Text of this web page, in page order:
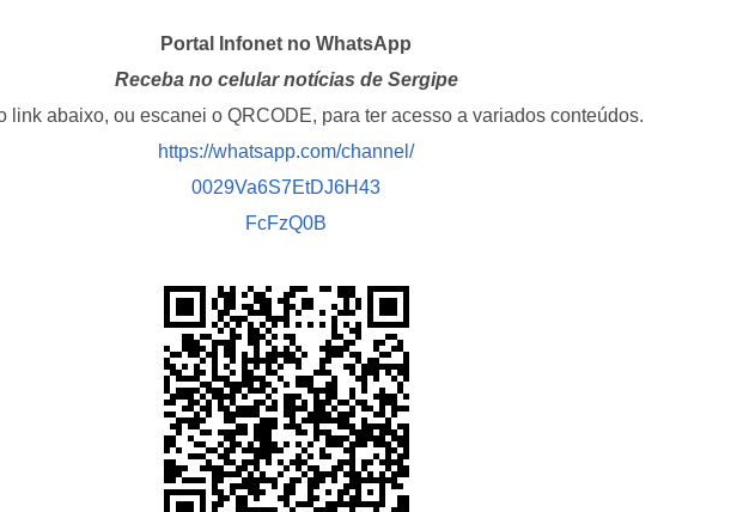
Portal Infonet no WhatsApp
Receba no celular notícias de Sergipe
link abaixo, ou escanei o QRCODE, para ter acesso a variados conteúdos.
https://whatsapp.com/channel/
0029Va6S7EtDJ6H43
FcFzQ0B